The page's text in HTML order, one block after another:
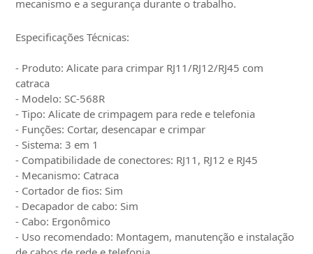
mecanismo e a segurança durante o trabalho.
Especificações Técnicas:
- Produto: Alicate para crimpar RJ11/RJ12/RJ45 com
catraca
- Modelo: SC-568R
- Tipo: Alicate de crimpagem para rede e telefonia
- Funções: Cortar, desencapar e crimpar
- Sistema: 3 em 1
- Compatibilidade de conectores: RJ11, RJ12 e RJ45
- Mecanismo: Catraca
- Cortador de fios: Sim
- Decapador de cabo: Sim
- Cabo: Ergonômico
- Uso recomendado: Montagem, manutenção e instalação